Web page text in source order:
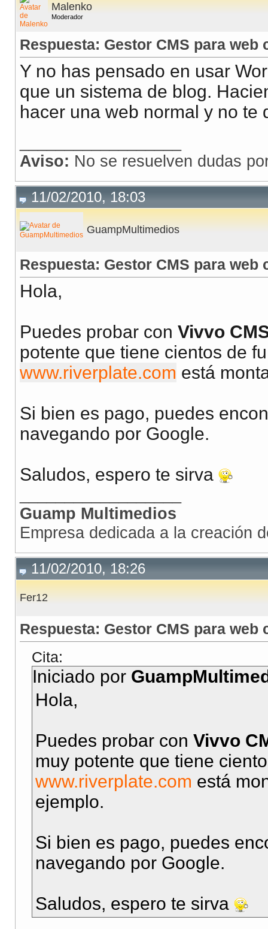
Malenko
Moderador
Respuesta: Gestor CMS para web
Y no has pensado en usar
que un sistema de blog.
hacer una web normal y no te
Aviso: No se resuelven dudas
11/02/2010, 18:03
GuampMultimedios
Respuesta: Gestor CMS para web
Hola,
Puedes probar con Vivvo
potente que tiene cientos de
www.riverplate.com está
Si bien es pago, puedes
navegando por Google.
Saludos, espero te sirva
Guamp Multimedios
Empresa dedicada a la creación
11/02/2010, 18:26
Fer12
Respuesta: Gestor CMS para web
Cita:
Iniciado por
Hola,
Puedes probar con Vivvo
muy potente que tiene
www.riverplate.com está
ejemplo.
Si bien es pago, puedes
navegando por Google.
Saludos, espero te sirva